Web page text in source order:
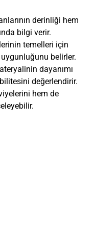
derinliği hem
bilgi verir.
temelleri için
belirler.
dayanımı
değerlendirir.
hem de